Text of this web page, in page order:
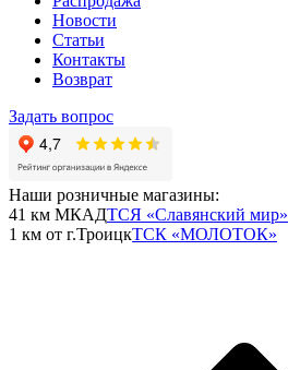
Новости
Статьи
Контакты
Возврат
Задать вопрос
Наши розничные магазины:
41 км МКАДТСЯ «Славянский мир»
1 км от г.ТроицкТСК «МОЛОТОК»